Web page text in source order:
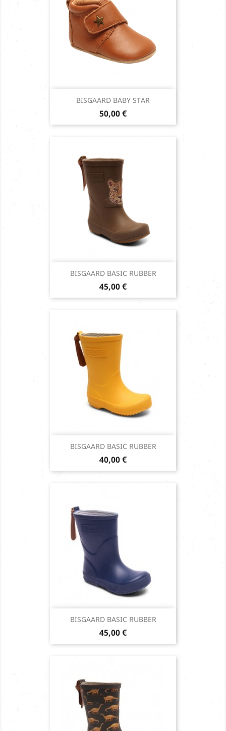
BISGAARD BABY STAR
Prix
50,00 €
BISGAARD BASIC RUBBER
Prix
45,00 €
BISGAARD BASIC RUBBER
Prix
40,00 €
BISGAARD BASIC RUBBER
Prix
45,00 €